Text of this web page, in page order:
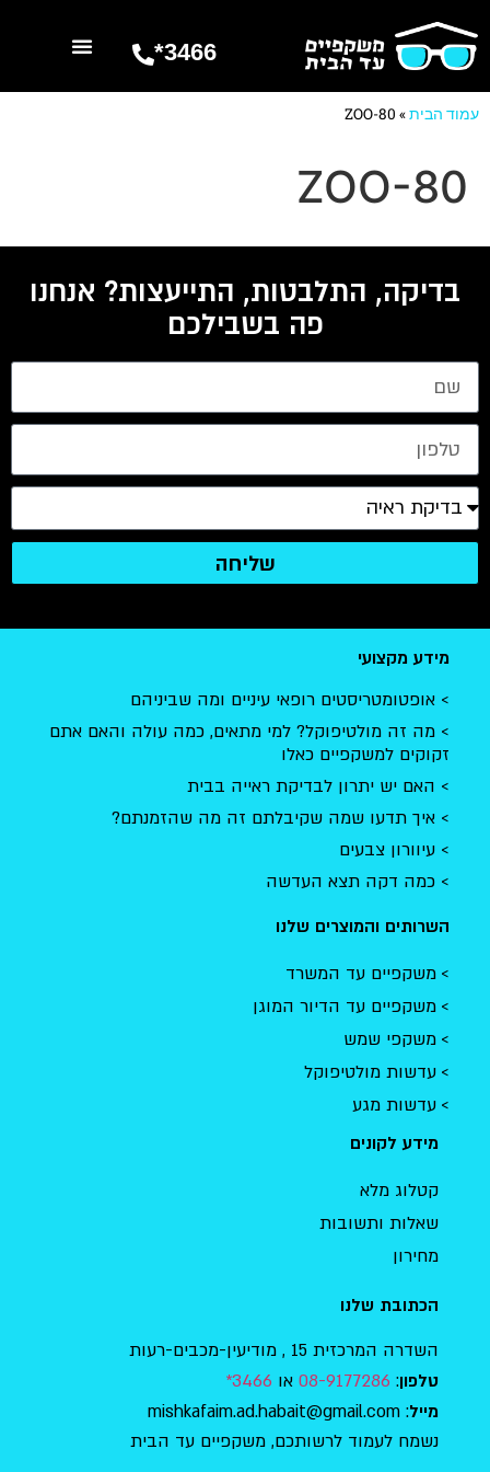
3466*
עמוד הבית»
ZOO-80
ZOO-80
בדיקה, התלבטות, התייעצות? אנחנו
פה בשבילכם
שליחה
מידע מקצועי
אופטומטריסטים רופאי עיניים ומה שביניהם
מה זה מולטיפוקל? למי מתאים, כמה עולה והאם אתם
זקוקים למשקפיים כאלו
האם יש יתרון לבדיקת ראייה בבית
איך תדעו שמה שקיבלתם זה מה שהזמנתם?
עיוורון צבעים
כמה דקה תצא העדשה
השרותים והמוצרים שלנו
משקפיים עד המשרד
משקפיים עד הדיור המוגן
משקפי שמש
עדשות מולטיפוקל
עדשות מגע
מידע לקונים
קטלוג מלא
שאלות ותשובות
מחירון
הכתובת שלנו
השדרה המרכזית 15 , מודיעין-מכבים-רעות
טלפון:
08-9177286 או 3466*
מייל: mishkafaim.ad.habait@gmail.com
נשמח לעמוד לרשותכם, משקפיים עד הבית